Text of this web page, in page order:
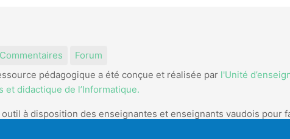
Commentaires
Forum
pédagogique a été conçue et réalisée par l'Unité
et didactique de l’Informatique.
outil à disposition des enseignantes et enseignants vaudois pour